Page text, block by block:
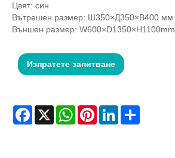
Цвят: син
Вътрешен размер: Ш350×Д350×В400 мм
Външен размер: W600×D1350×H1100mm
Изпратете запитване
Facebook
X WhatsAppPinterestLinkedInShare